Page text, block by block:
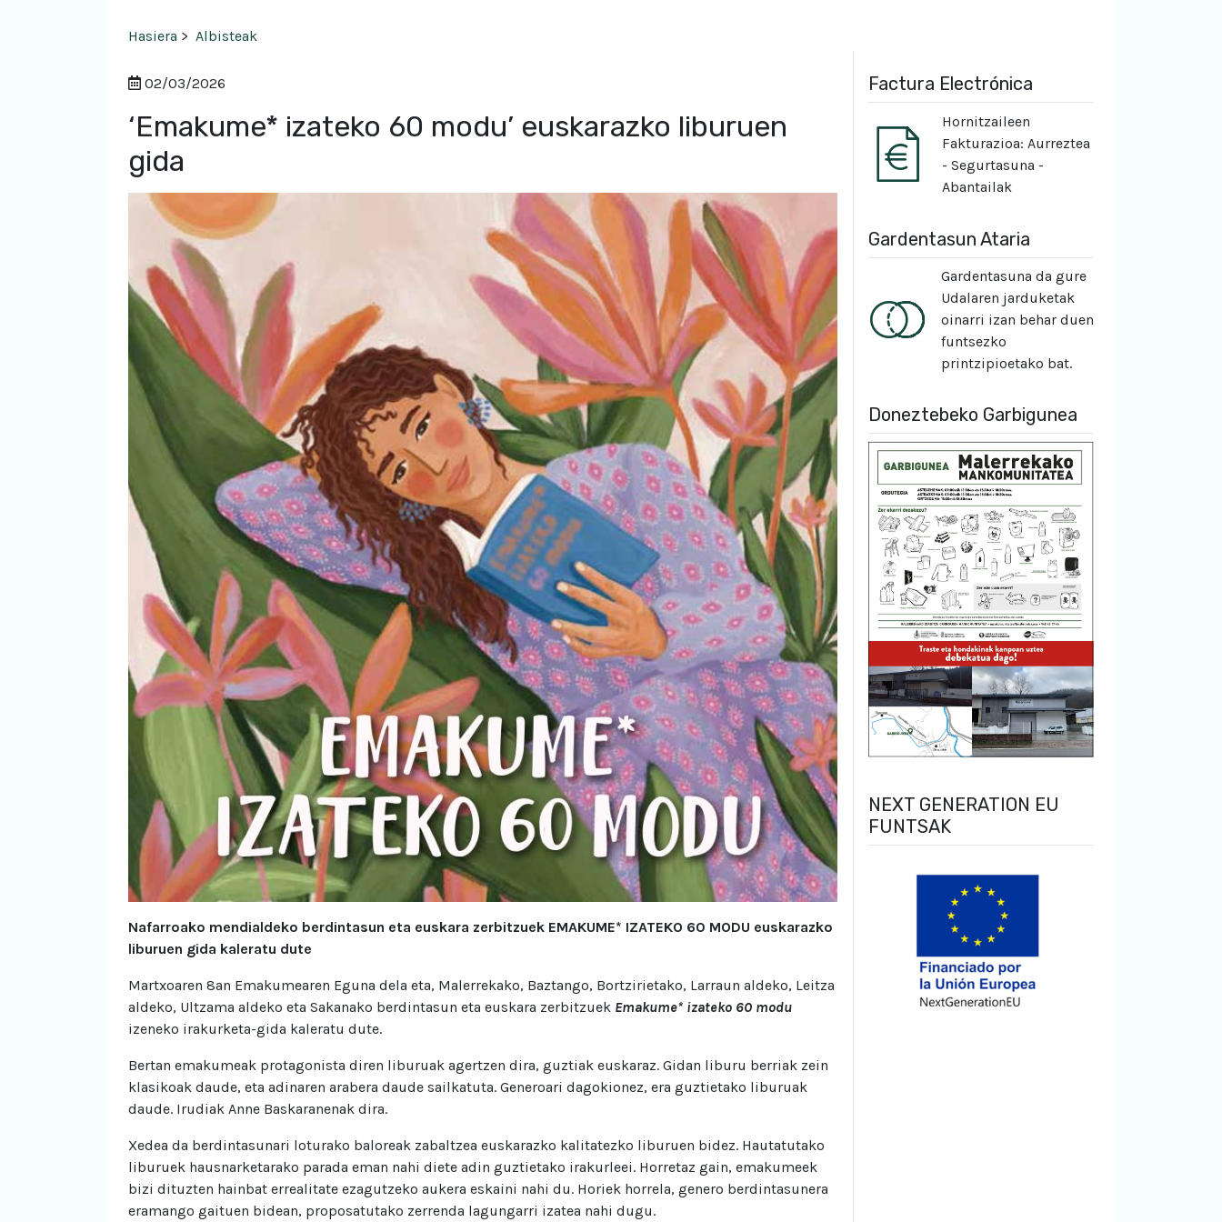
Hasiera > Albisteak
02/03/2026
‘Emakume* izateko 60 modu’ euskarazko liburuen
gida
Nafarroako mendialdeko berdintasun eta euskara zerbitzuek EMAKUME* IZATEKO 60 MODU euskarazko
liburuen gida kaleratu dute
Martxoaren 8an Emakumearen Eguna dela eta, Malerrekako, Baztango, Bortzirietako, Larraun aldeko, Leitza
aldeko, Ultzama aldeko eta Sakanako berdintasun eta euskara zerbitzuek Emakume* izateko 60 modu
izeneko irakurketa-gida kaleratu dute.
Bertan emakumeak protagonista diren liburuak agertzen dira, guztiak euskaraz. Gidan liburu berriak zein
klasikoak daude, eta adinaren arabera daude sailkatuta. Generoari dagokionez, era guztietako liburuak
daude. Irudiak Anne Baskaranenak dira.
Xedea da berdintasunari loturako baloreak zabaltzea euskarazko kalitatezko liburuen bidez. Hautatutako
liburuek hausnarketarako parada eman nahi diete adin guztietako irakurleei. Horretaz gain, emakumeek
bizi dituzten hainbat errealitate ezagutzeko aukera eskaini nahi du. Horiek horrela, genero berdintasunera
eramango gaituen bidean, proposatutako zerrenda lagungarri izatea nahi dugu.
Factura Electrónica
Hornitzaileen
Fakturazioa: Aurreztea
- Segurtasuna -
Abantailak
Gardentasun Ataria
Gardentasuna da gure
Udalaren jarduketak
oinarri izan behar duen
funtsezko
printzipioetako bat.
Doneztebeko Garbigunea
NEXT GENERATION EU
FUNTSAK